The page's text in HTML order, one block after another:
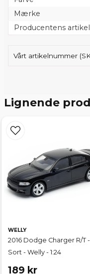
Mærke
Producentens
Vårt artikelnummer
Lignende
WELLY
2016 Dodge Charger R/T -
Sort - Welly - 1:24
189 kr